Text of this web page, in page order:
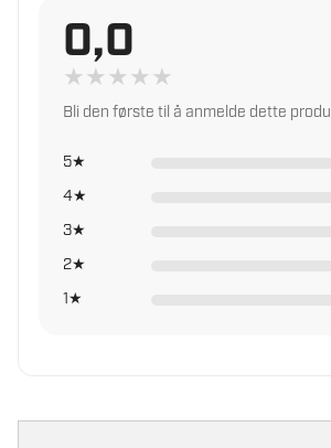
Rask levering fra vårt lager
Les mer om trygg handel i norsk
0,0
★★★★★
Bli den første til å anmelde dette
5★
4★
3★
2★
1★